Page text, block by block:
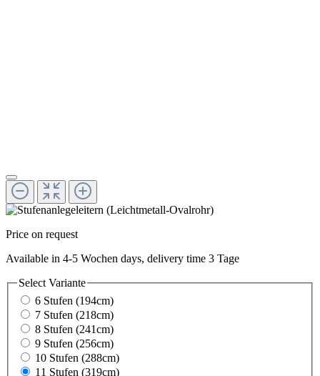
Price on request
Available in 4-5 Wochen days, delivery time 3 Tage
Select Variante
6 Stufen (194cm)
7 Stufen (218cm)
8 Stufen (241cm)
9 Stufen (256cm)
10 Stufen (288cm)
11 Stufen (319cm)